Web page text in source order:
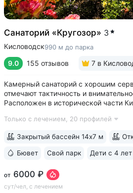
Санаторий «Кругозор» 3
Кисловодск990 м до парка
9.0 155 отзывов 7 в
Камерный санаторий с хорошим
отмечают тактичность и
Расположен в исторической части
лестницы и входа в Курортный парк
Только с лечением, 20 профилей
от 6000 ₽
сут/чел, с лечением
Закрытый бассейн 14х7 м
Бювет Свой парк Дети с 4 лет